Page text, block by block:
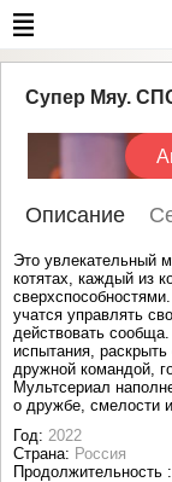
Супер Мяу.
Описание
Это увлекательный
котятах, каждый из
учатся управлять
действовать
испытания,
дружной командой,
Мультсериал
о дружбе, смелости
Год: 2022
Страна: Россия
Продолжительность :